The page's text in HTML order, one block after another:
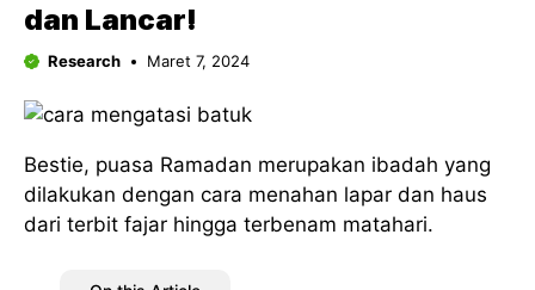
dan Lancar!
Research Maret 7, 2024
Bestie, puasa Ramadan merupakan ibadah yang
dilakukan dengan cara menahan lapar dan haus
dari terbit fajar hingga terbenam matahari.